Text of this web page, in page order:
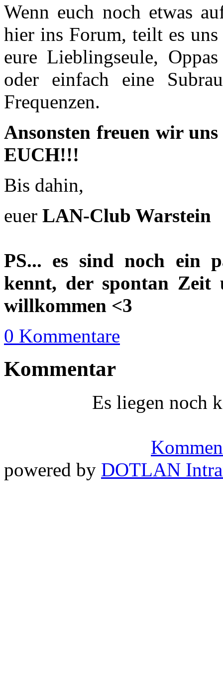
Wenn euch noch etwas
hier ins Forum, teilt es
eure Lieblingseule,
oder einfach eine
Frequenzen.
Ansonsten freuen wir
EUCH!!!
Bis dahin,
euer LAN-Club Warstein
PS... es sind noch ein
kennt, der spontan
willkommen <3
0 Kommentare
Kommentar
Es liegen noch
powered by DOTLAN